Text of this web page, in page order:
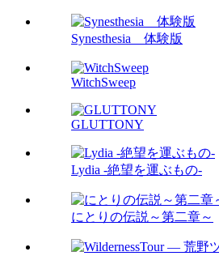
Synesthesia 体験版
WitchSweep
GLUTTONY
Lydia -絶望を運ぶもの-
にとりの伝説～第二章～